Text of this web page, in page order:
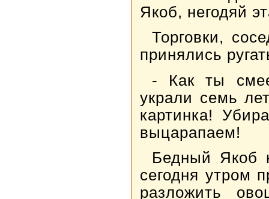
Якоб, негодяй
Торговки,
принялись
- Как ты
украли семь
картинка!
выцарапаем!
Бедный Якоб
сегодня утром
разложить